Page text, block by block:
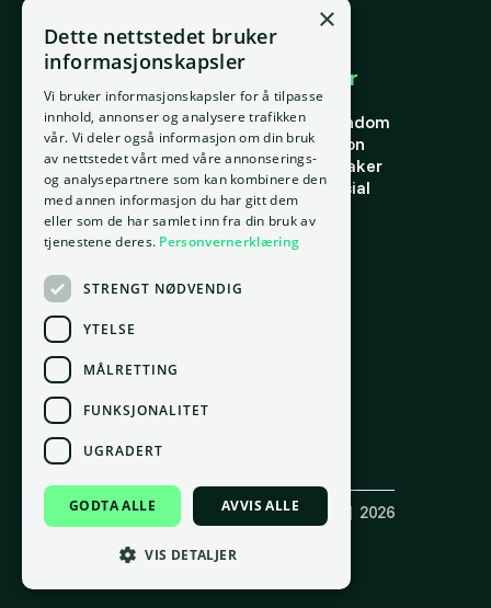
E-post
support@placepoint.no
Selskapet
Hjem
Om oss
Ansatte
Kontakt oss
Personvern
Vilkår for bruk
Informasjonskapsler
Brukområder
Forstå eiendom
Finne riktig eiendom
Finn riktig person
Finn riktig leietaker
Verdi og potensial
Risiko
Portefølje
Ressurser
Ordbok
Innsikt
Docs
Kontor
Oslo
gnr. 209, bnr. 37
Copyright ©Placepoint AS(921 550 049) | 2026
Laget med 💚 avBox.no
Følg oss på sosiale medier
×
Dette nettstedet bruker
informasjonskapsler
Vi bruker informasjonskapsler for å tilpasse
innhold, annonser og analysere trafikken
vår. Vi deler også informasjon om din bruk
av nettstedet vårt med våre annonserings-
og analysepartnere som kan kombinere den
med annen informasjon du har gitt dem
eller som de har samlet inn fra din bruk av
tjenestene deres. Personvernerklæring
STRENGT NØDVENDIG
YTELSE
MÅLRETTING
FUNKSJONALITET
UGRADERT
GODTA ALLE AVVIS ALLE
VIS DETALJER